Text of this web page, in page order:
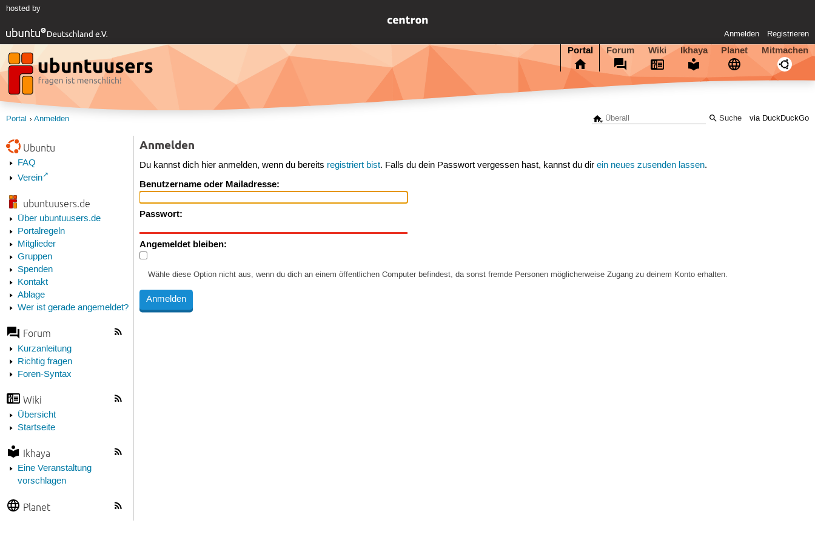
hosted by
Anmelden Registrieren
Portal Forum Wiki Ikhaya Planet Mitmachen
via DuckDuckGo
Portal Anmelden
Ubuntu
FAQ
Verein
ubuntuusers.de
Über ubuntuusers.de
Portalregeln
Mitglieder
Gruppen
Spenden
Kontakt
Ablage
Wer ist gerade angemeldet?
Forum
Kurzanleitung
Richtig fragen
Foren-Syntax
Wiki
Übersicht
Startseite
Ikhaya
Eine Veranstaltung
vorschlagen
Planet
Anmelden
Du kannst dich hier anmelden, wenn du bereits registriert bist. Falls du dein Passwort vergessen hast, kannst du direin neues zusenden lassen.
Benutzername oder Mailadresse:
Passwort:
Angemeldet bleiben:
Wähle diese Option nicht aus, wenn du dich an einem öffentlichen Computer befindest, da sonst fremde Personen möglicherweise Zugang zu deinem Konto erhalten.